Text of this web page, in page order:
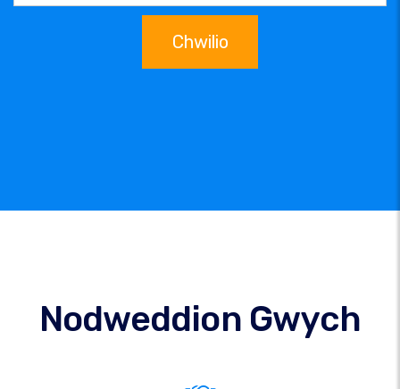
Chwilio
Nodweddion Gwych